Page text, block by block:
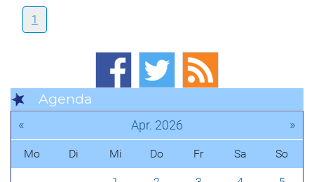
1
Agenda
« Apr. 2026 »
Mo Di Mi Do Fr Sa So